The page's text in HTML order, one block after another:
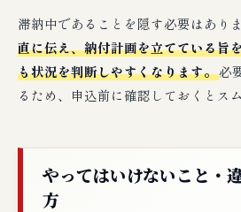
滞納中であることを隠す必要はあり
直に伝え、納付計画を立てている旨
も状況を判断しやすくなります。必
るため、申込前に確認しておくとス
やってはいけないこと・
方